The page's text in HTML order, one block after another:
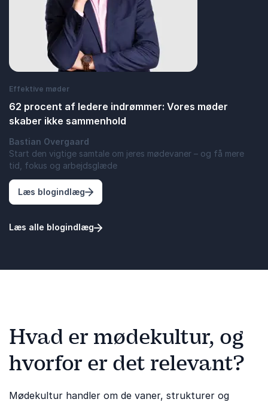
Effektive møder
62 procent af ledere indrømmer: Vores møder
skaber ikke sammenhold
Bastian Overgaard
Start den vigtige samtale om jeres mødevaner – og få mere
tid, fokus og arbejdsglæde
Læs blogindlæg: 62 procent af ledere indrømmer: Vores
Læs alle blogindlæg
Hvad er mødekultur, og
hvorfor er det relevant?
Mødekultur handler om de vaner, strukturer og